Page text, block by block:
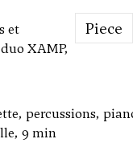
et
XAMP,
Piece
percussions,
9 min